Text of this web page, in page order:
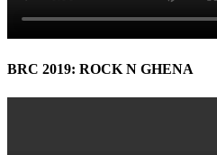
BRC 2019: ROCK N GHENA